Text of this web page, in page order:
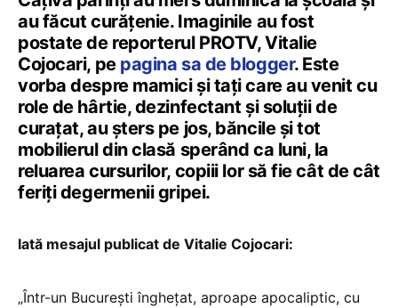
au făcut curăţenie. Imaginile au fost
postate de reporterul PROTV, Vitalie
Cojocari, pe pagina sa de blogger. Este
vorba despre mamici şi taţi care au venit cu
role de hârtie, dezinfectant şi soluţii de
curaţat, au şters pe jos, băncile şi tot
mobilierul din clasă sperând ca luni, la
reluarea cursurilor, copiii lor să fie cât de cât
feriţi degermenii gripei.
Iată mesajul publicat de Vitalie Cojocari:
„Într-un București înghețat, aproape apocaliptic, cu